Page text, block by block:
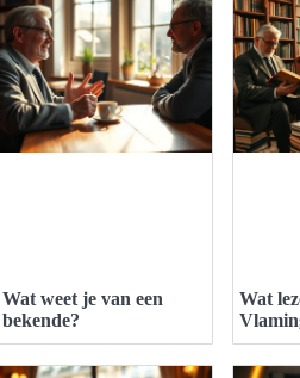
Wat weet je van een
bekende?
Wat